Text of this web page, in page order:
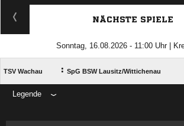
ANZEIGE
NÄCHSTE SPIELE
Sonntag, 16.08.2026 - 11:00 Uhr |
TSV Wachau : SpG BSW Lausitz/​Wittichenau
Legende